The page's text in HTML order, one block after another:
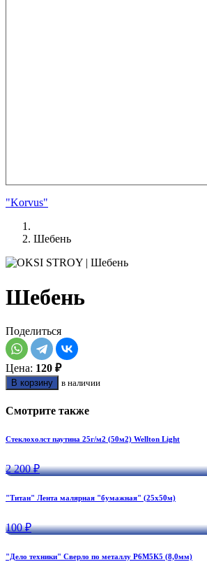
"Korvus"
Шебень
Шебень
Поделиться
Цена: 120 ₽
В корзину в наличии
Смотрите также
Стеклохолст паутина 25г/м2 (50м2) Wellton Light
2 200 ₽
"Титан" Лента малярная "бумажная" (25х50м)
100 ₽
"Дело техники" Сверло по металлу Р6М5К5 (8,0мм)